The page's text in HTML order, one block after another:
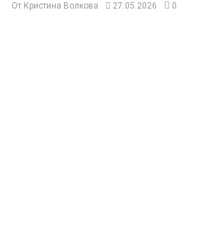
От Кристина Волкова 27.05.2026 0